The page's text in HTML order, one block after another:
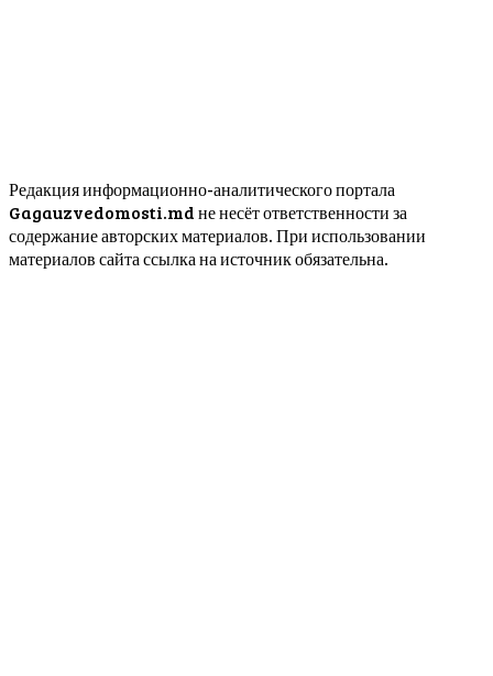
Редакция информационно-аналитического портала
Gagauzvedomosti.md не несёт ответственности за
содержание авторских материалов. При использовании
материалов сайта ссылка на источник обязательна.